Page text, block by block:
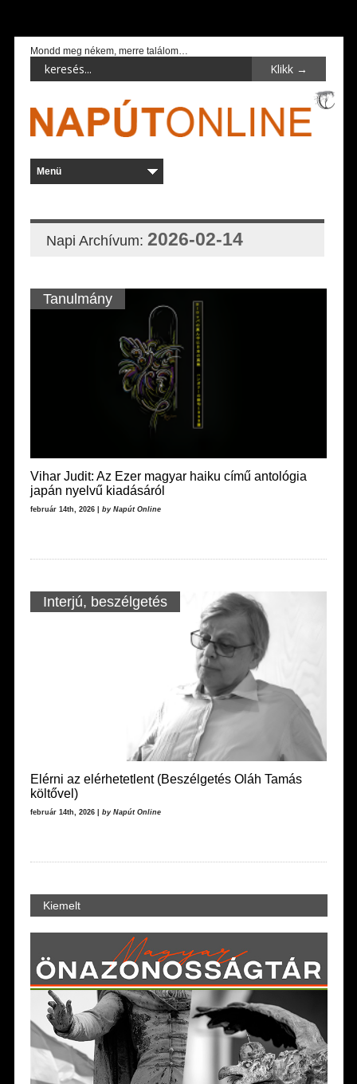
Mondd meg nékem, merre találom…
Napi Archívum: 2026-02-14
Tanulmány
Vihar Judit: Az Ezer magyar haiku című antológia
japán nyelvű kiadásáról
február 14th, 2026 | by Napút Online
Interjú, beszélgetés
Elérni az elérhetetlent (Beszélgetés Oláh Tamás
költővel)
február 14th, 2026 | by Napút Online
Kiemelt